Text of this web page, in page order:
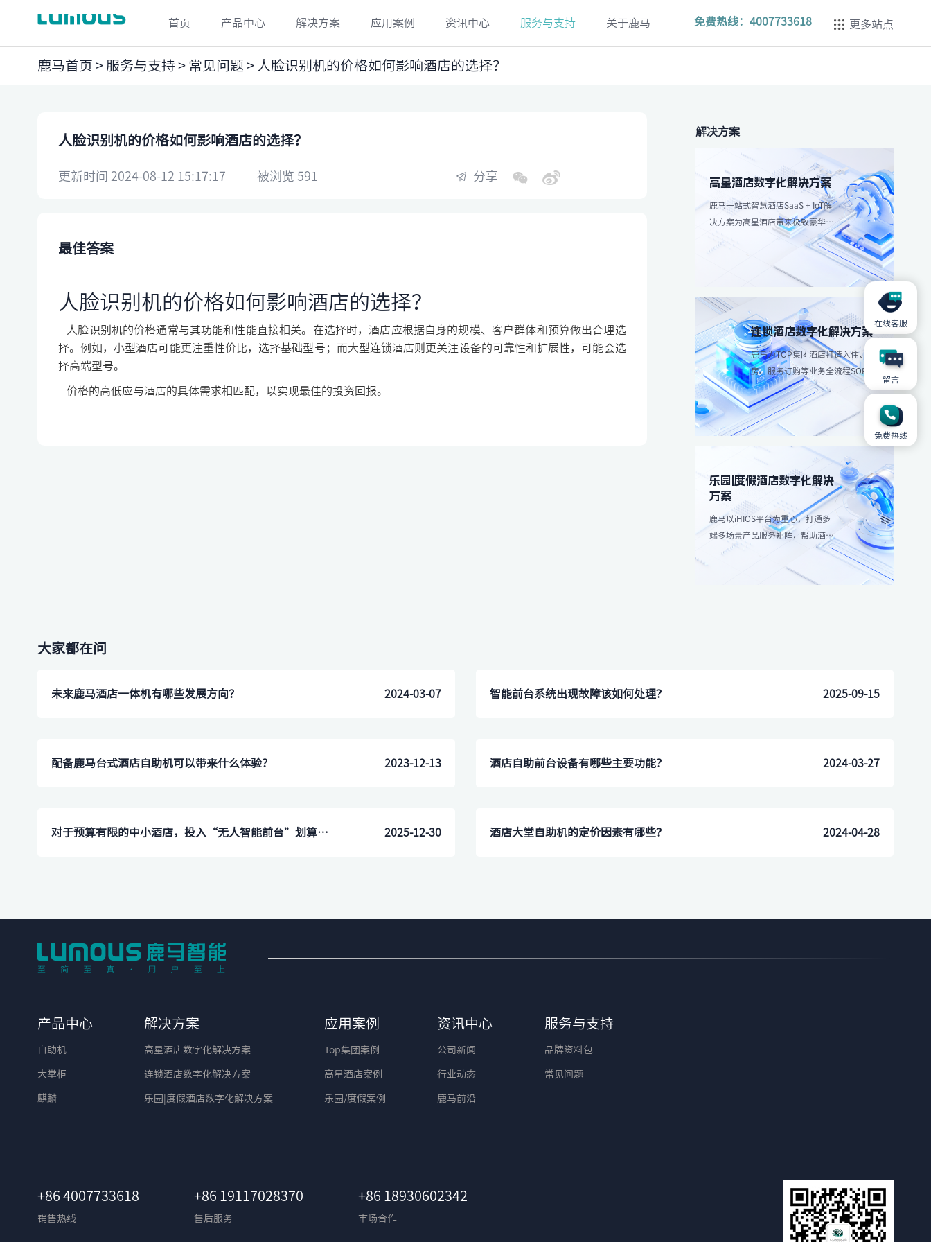
首页 产品中心 解决方案 应用案例 资讯中心 服务与支持 关于鹿马 免费热线：4007733618 更多站点
鹿马首页 > 服务与支持 > 常见问题 > ​人脸识别机的价格如何影响酒店的选择？
​人脸识别机的价格如何影响酒店的选择？
更新时间 2024-08-12 15:17:17 被浏览 591 分享
最佳答案
人脸识别机的价格如何影响酒店的选择？
人脸识别机的价格通常与其功能和性能直接相关。在选择时，酒店应根据自身的规模、客户群体和预算做出合理选
择。例如，小型酒店可能更注重性价比，选择基础型号；而大型连锁酒店则更关注设备的可靠性和扩展性，可能会选
择高端型号。
价格的高低应与酒店的具体需求相匹配，以实现最佳的投资回报。
解决方案
高星酒店数字化解决方案
鹿马一站式智慧酒店SaaS + IoT解
决方案为高星酒店带来极致豪华体
验，强调个性化服务和高效服务流
连锁酒店数字化解决方案
鹿马为TOP集团酒店打造入住、退
房、服务订购等业务全流程SOP解
决方案，简化操作流程、减少人工
成本。
乐园|度假酒店数字化解决
方案
鹿马以iHIOS平台为重心，打通多
端多场景产品服务矩阵，帮助酒店
减轻高峰团客分流，带来更愉悦服
大家都在问
未来鹿马酒店一体机有哪些发展方向？ 2024-03-07 智能前台系统出现故障该如何处理？ 2025-09-15
配备鹿马台式酒店自助机可以带来什么体验？ 2023-12-13 ​酒店自助前台设备有哪些主要功能？ 2024-03-27
对于预算有限的中小酒店，投入“无人智能前台”划算吗？多久能回本？ 2025-12-30 ​酒店大堂自助机的定价因素有哪些？ 2024-04-28
产品中心
自助机
大掌柜
麒麟
解决方案
高星酒店数字化解决方案
连锁酒店数字化解决方案
乐园|度假酒店数字化解决方案
应用案例
Top集团案例
高星酒店案例
乐园/度假案例
资讯中心
公司新闻
行业动态
鹿马前沿
服务与支持
品牌资料包
常见问题
+86 4007733618
销售热线
+86 19117028370
售后服务
+86 18930602342
市场合作
在线客服
留言
免费热线